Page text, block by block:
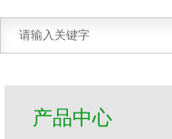
产品中心